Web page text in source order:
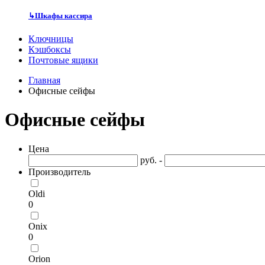
↳Шкафы кассира
Ключницы
Кэшбоксы
Почтовые ящики
Главная
Офисные сейфы
Офисные сейфы
Цена
руб. -
Производитель
Oldi
0
Onix
0
Orion